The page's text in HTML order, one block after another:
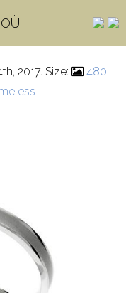
2017. Size:
480